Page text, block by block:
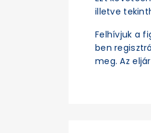
illetve
Felhívjuk a
ben
meg. Az